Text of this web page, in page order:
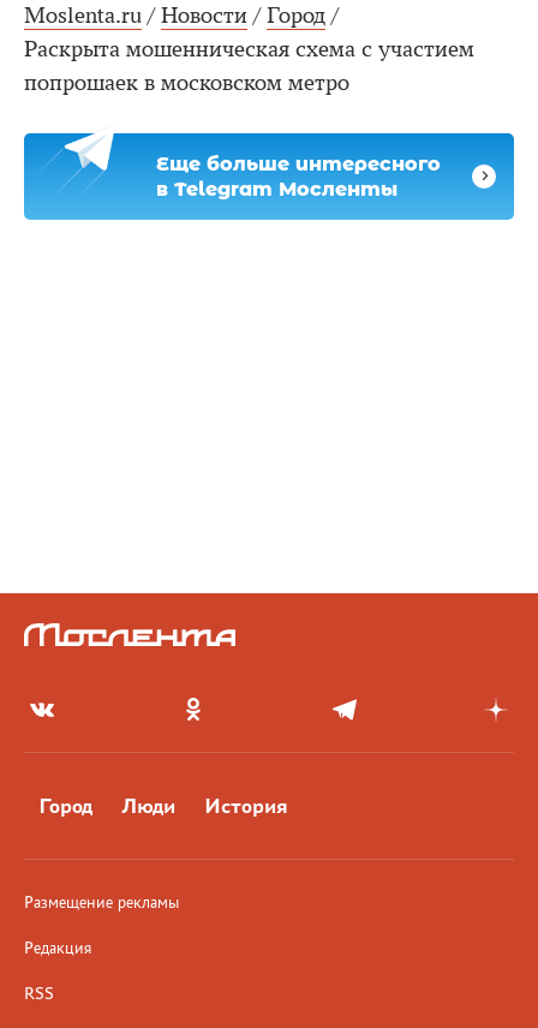
Moslenta.ru / Новости / Город /
Раскрыта мошенническая схема с участием
попрошаек в московском метро
Еще больше интересного
в Telegram Мосленты
Город Люди История
Размещение рекламы
Редакция
RSS